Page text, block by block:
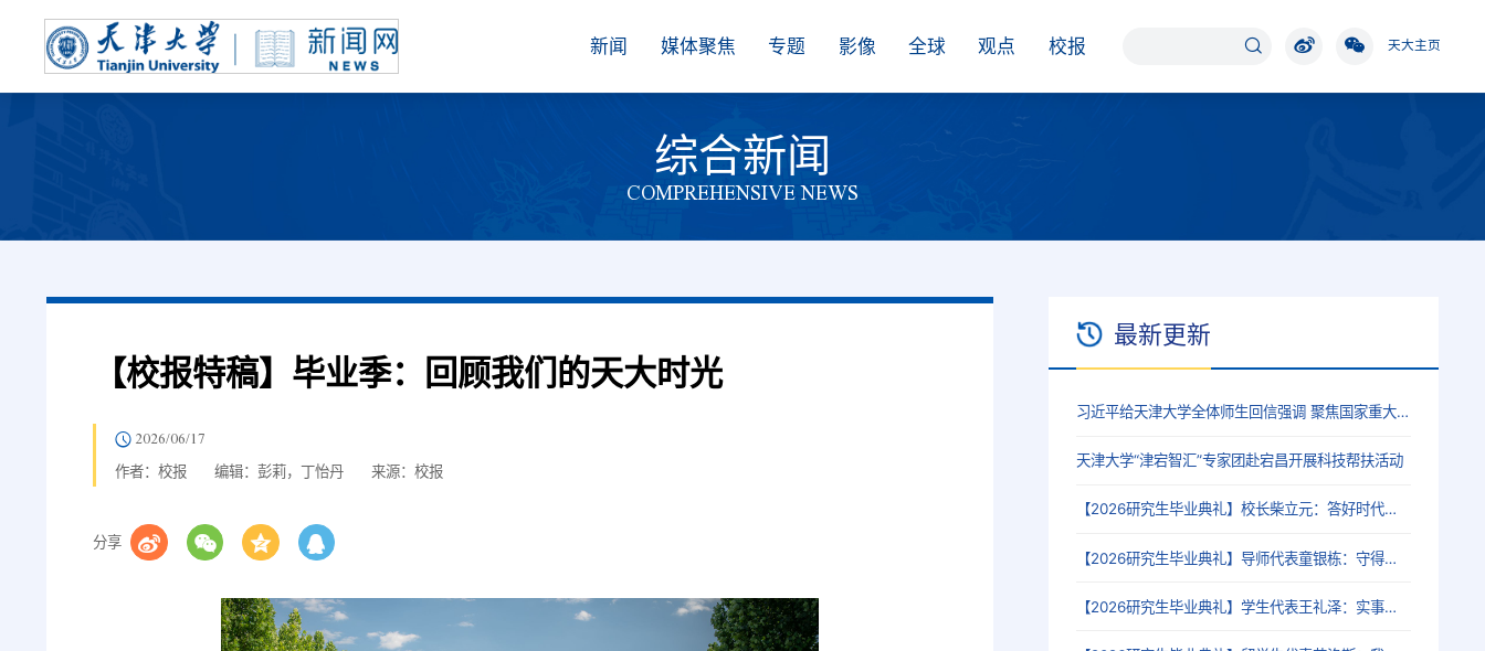
新闻 媒体聚焦 专题 影像 全球 观点 校报 天大主页
综合新闻
COMPREHENSIVE NEWS
【校报特稿】毕业季：回顾我们的天大时光
2026/06/17
作者：校报 编辑：彭莉，丁怡丹 来源：校报
分享
最新更新
习近平给天津大学全体师生回信强调 聚焦国家重大战略需求提高人才培养质量 更好服务经济社会发展
天津大学“津宕智汇”专家团赴宕昌开展科技帮扶活动
【2026研究生毕业典礼】校长柴立元：答好时代三问，奔赴强国新程
【2026研究生毕业典礼】导师代表童银栋：守得住逐梦的初心，扛得起山河的责任
【2026研究生毕业典礼】学生代表王礼泽：实事求是铸初心，青春报国赴山海